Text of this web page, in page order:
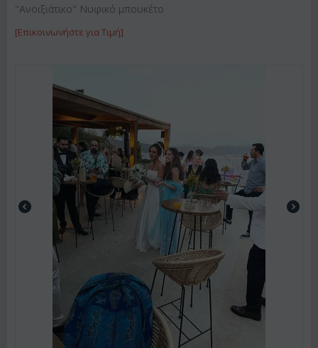
"Ανοιξιάτικο" Νυφικό μπουκέτο
[Επικοινωνήστε για Τιμή]